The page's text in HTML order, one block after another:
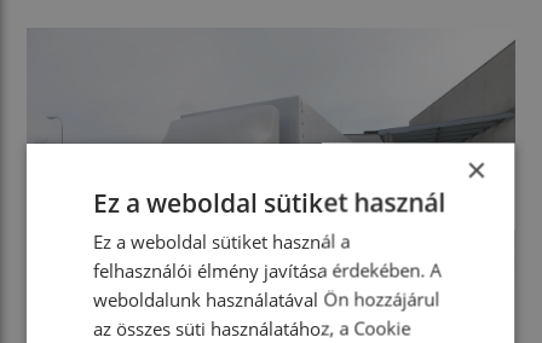
×
Ez a weboldal sütiket használ
Ez a weboldal sütiket használ a
felhasználói élmény javítása érdekében. A
weboldalunk használatával Ön hozzájárul
az összes süti használatához, a Cookie